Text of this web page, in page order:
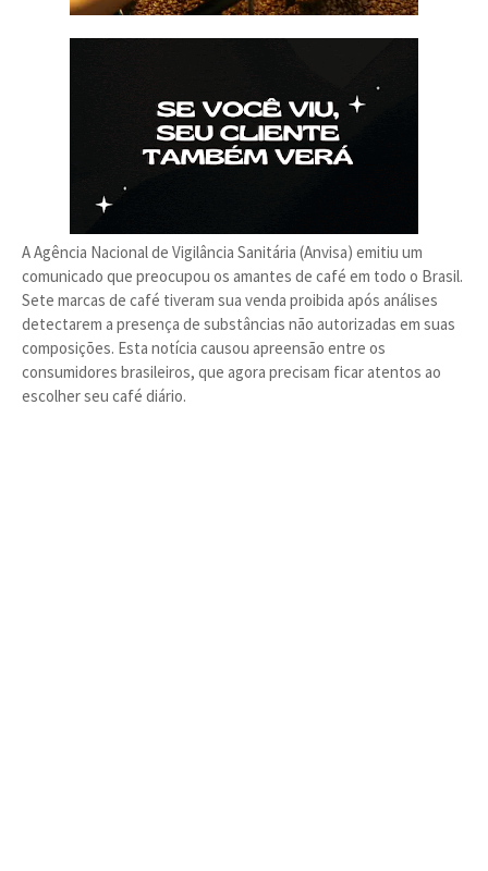
A Agência Nacional de Vigilância Sanitária (Anvisa) emitiu um
comunicado que preocupou os amantes de café em todo o Brasil.
Sete marcas de café tiveram sua venda proibida após análises
detectarem a presença de substâncias não autorizadas em suas
composições. Esta notícia causou apreensão entre os
consumidores brasileiros, que agora precisam ficar atentos ao
escolher seu café diário.